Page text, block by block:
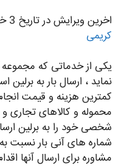
اخرین ویرایش در تاریخ 3 خرداد, 1405 توسط
کریمی
یکی از خدماتی که مجموعه
نماید ، ارسال بار به
کمترین هزینه و قیمت
محموله و کالاهای
شخصی خود را به برلین
شماره های آنی بار نسبت
مشاوره برای ارسال آنها